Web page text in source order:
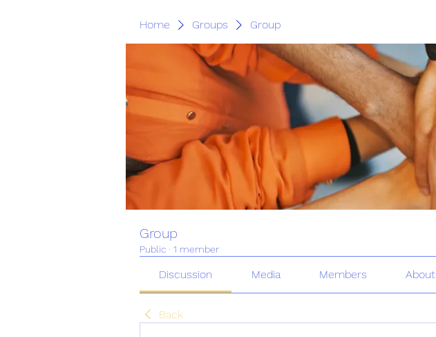
Home Groups Group
Group
Public · 1 member
Discussion Media Members About
Back